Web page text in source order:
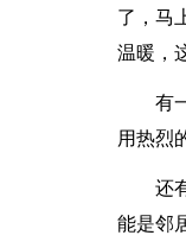
了，马
温暖，
有
用热烈
还
能是邻